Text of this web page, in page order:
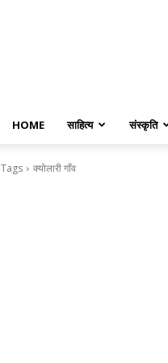
HOME साहित्य संस्कृति
Tags क्योलारी गाँव